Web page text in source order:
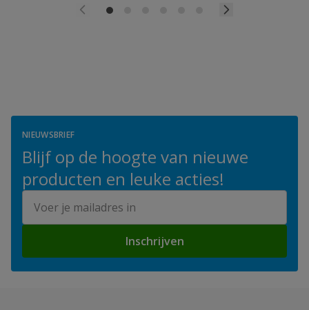
NIEUWSBRIEF
Blijf op de hoogte van nieuwe
producten en leuke acties!
Inschrijven